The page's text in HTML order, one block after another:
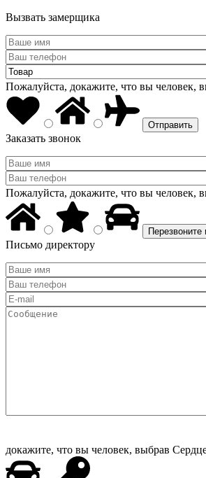
Вызвать замерщика
Пожалуйста, докажите, что вы человек,
Заказать звонок
Пожалуйста, докажите, что вы человек,
Письмо директору
докажите, что вы человек, выбрав